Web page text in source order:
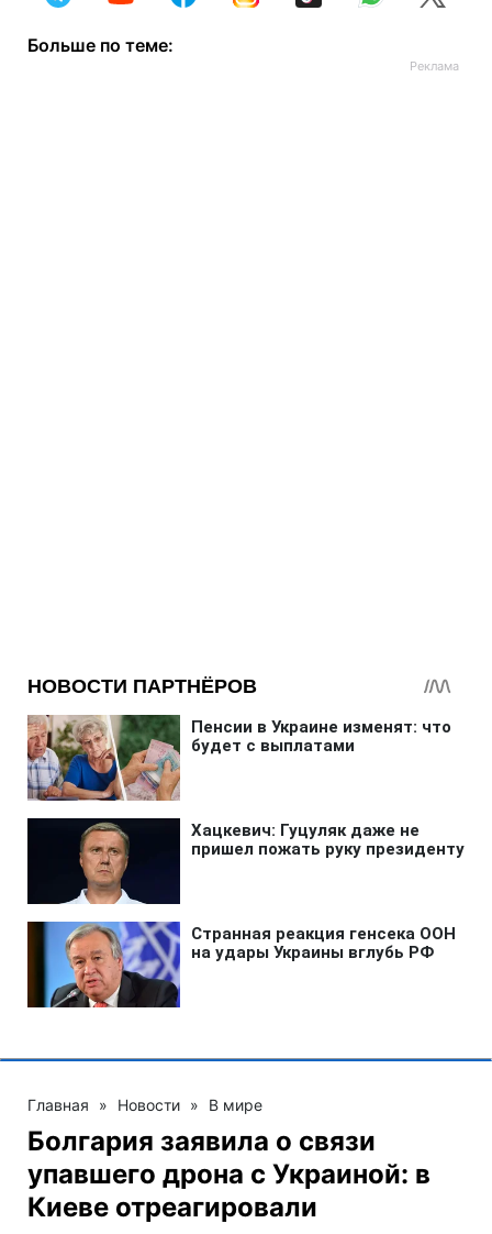
Больше по теме:
Главная » Новости » В мире
Болгария заявила о связи
упавшего дрона с Украиной: в
Киеве отреагировали